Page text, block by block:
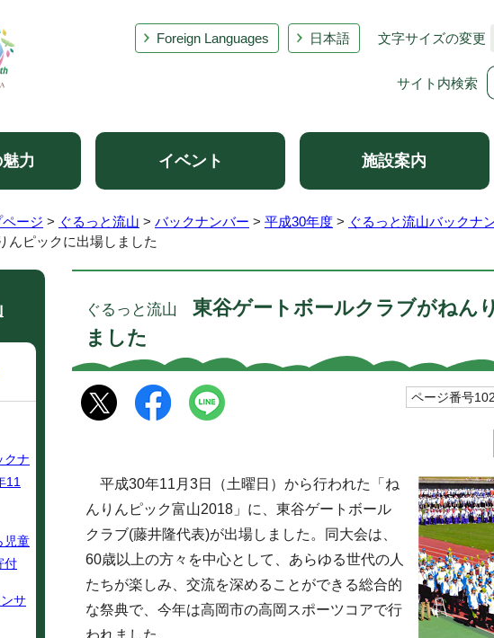
Foreign Languages 日本語 文字サイズの変更
サイト内検索
力 イベント 施設案内
ページ > ぐるっと流山 > バックナンバー > 平成30年度 > ぐるっと流山バック
んピックに出場しました
ぐるっと流山 東谷ゲートボールクラブがねん
ました
ページ番号
平成30年11月3日（土曜日）から行われた「ね
んりんピック富山2018」に、東谷ゲートボール
クラブ(藤井隆代表)が出場しました。同大会は、
60歳以上の方々を中心として、あらゆる世代の人
たちが楽しみ、交流を深めることができる総合的
な祭典で、今年は高岡市の高岡スポーツコアで行
われました。
クナ
11
児童
付
サ